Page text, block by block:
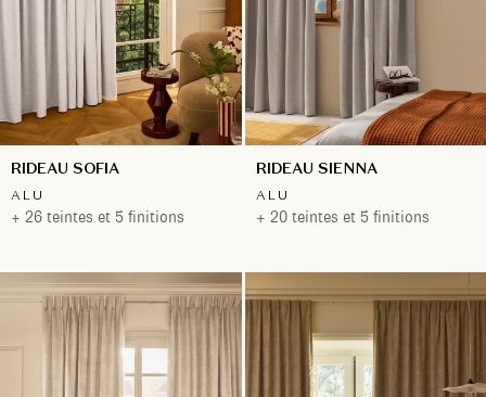
RIDEAU SOFIA
ALU
+ 26 teintes et 5 finitions
RIDEAU SIENNA
ALU
+ 20 teintes et 5 finitions